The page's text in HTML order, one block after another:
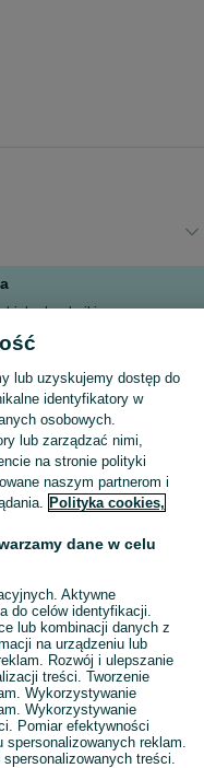
biała kowbojki
drążek stojący
Skorzystaj z największego serwisu ogłoszeniowego - Koninko i okolice! Kupuj to, czego pragniesz i sprzedawaj to, czego już nie potrzebujesz!
lub uzyskujemy dostęp do
identyfikatory w
osobowych.
lub zarządzać nimi,
na stronie polityki
naszym partnerom i
Polityka cookies,
dane w celu
Aktywne
do celów identyfikacji.
lub kombinacji danych z
na urządzeniu lub
Rozwój i ulepszanie
treści. Tworzenie
Wykorzystywanie
Wykorzystywanie
Pomiar efektywności
reklam.
treści.